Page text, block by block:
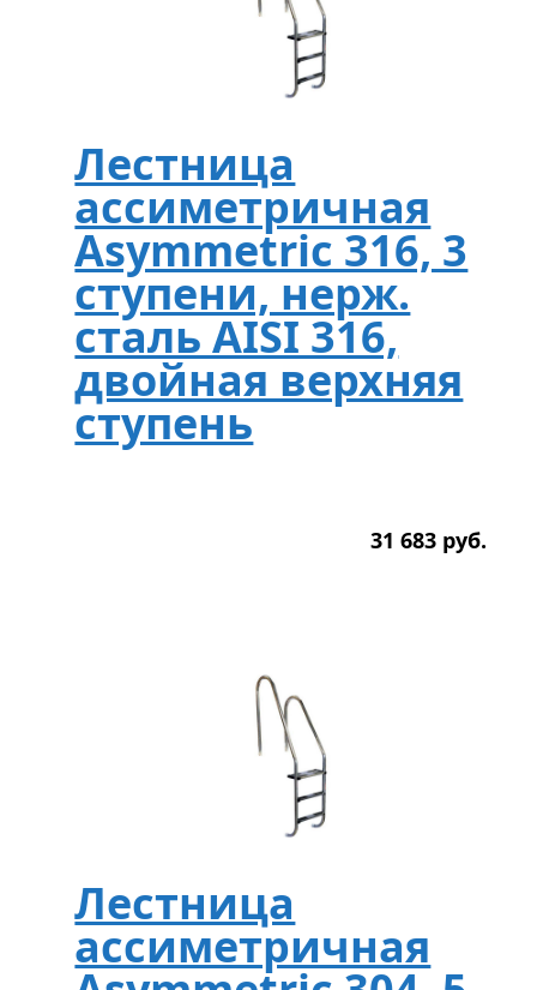
Лестница
ассиметричная
Asymmetric 316, 3
ступени, нерж.
сталь AISI 316,
двойная верхняя
ступень
31 683 руб.
Лестница
ассиметричная